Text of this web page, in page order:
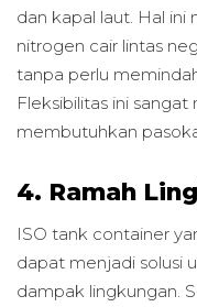
dan kapal laut. Hal
nitrogen cair lintas
tanpa perlu
Fleksibilitas ini
membutuhkan
4. Ramah
ISO tank container
dapat menjadi solusi
dampak lingkungan.